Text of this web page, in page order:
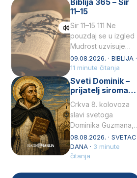
židovske obitelji, 12.
listopada 1891, u
Wrocławu…
Biblija 365 – Sir
11–15
Sir 11–15 111 Ne
pouzdaj se u izgled
Mudrost uzvisuje
glavu siromahui
posađuje ga među
knezove.2 Ne hvali
čovjeka po obličju
09.08.2026. · BIBLIJA ·
11 minute čitanja
Sveti Dominik –
prijatelj siromaha
i širitelj krunice
Crkva 8. kolovoza
slavi svetoga
Dominika Guzmana,
svećenika i
utemeljitelja Reda
propovjednika (Ordo
08.08.2026. · SVETAC
DANA · 3 minute
čitanja